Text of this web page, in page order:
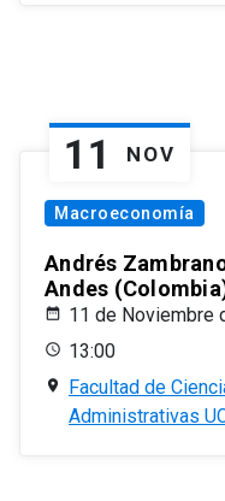
11 NOV
Macroeconomía
Andrés
Andes
11 de Noviembre
13:00
Facultad de
Administrativas